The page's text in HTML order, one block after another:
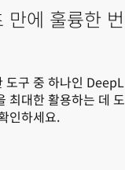
에 훌륭한 번
도구 중 하나인 DeepL
최대한 활용하는 데 도
인하세요.